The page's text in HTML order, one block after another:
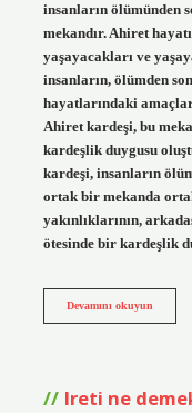
insanların ölümünden
mekandır. Ahiret
yaşayacakları ve
insanların, ölümden
hayatlarındaki
Ahiret kardeşi, bu
kardeşlik duygusu
kardeşi, insanların
ortak bir mekanda
yakınlıklarının,
ötesinde bir kardeşlik
Devamını okuyunAhiret
Ireti ne